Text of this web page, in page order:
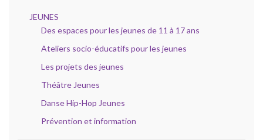
JEUNES
Des espaces pour les jeunes de 11 à 17 ans
Ateliers socio-éducatifs pour les jeunes
Les projets des jeunes
Théâtre Jeunes
Danse Hip-Hop Jeunes
Prévention et information